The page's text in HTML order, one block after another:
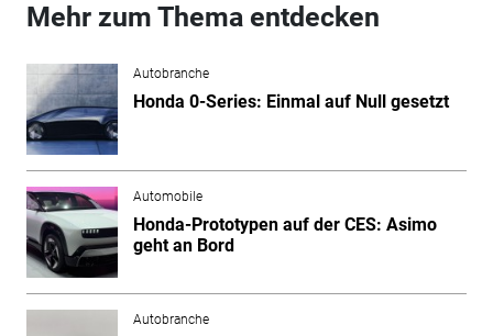
Mehr zum Thema entdecken
Autobranche
Honda 0-Series: Einmal auf Null gesetzt
Automobile
Honda-Prototypen auf der CES: Asimo
geht an Bord
Autobranche